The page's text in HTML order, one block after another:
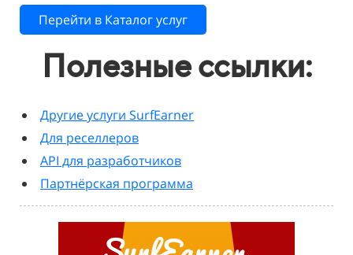
Перейти в Каталог услуг
Полезные ссылки:
Другие услуги SurfEarner
Для реселлеров
API для разработчиков
Партнёрская программа